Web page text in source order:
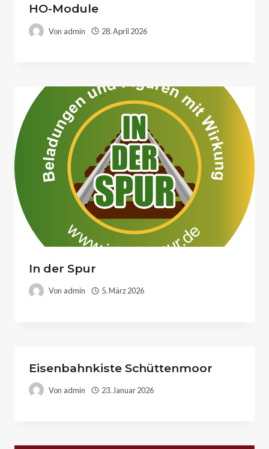
HO-Module
Von admin 28. April 2026
In der Spur
Von admin 5. März 2026
Eisenbahnkiste Schüttenmoor
Von admin 23. Januar 2026